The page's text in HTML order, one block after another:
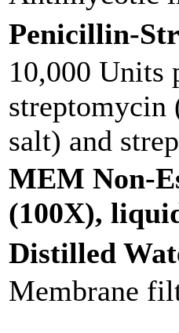
Penicillin-
10,000 Units
salt) and
MEM Non-
(100X),
Distilled
Membrane